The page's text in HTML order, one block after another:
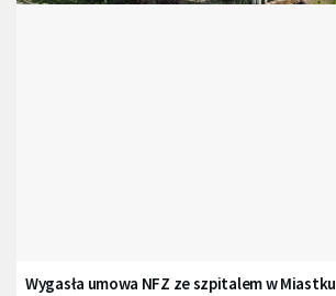
Wygasła umowa NFZ ze szpitalem w Miastku